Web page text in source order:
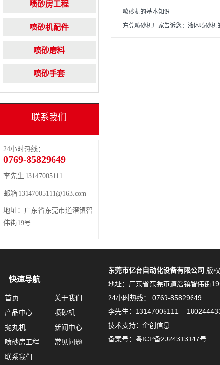
喷砂机的基本知识
东莞喷砂机厂家告诉您：液体喷砂机
喷砂房工程
喷砂机配件
喷砂磨料
喷砂手套
联系我们
24小时热线：
0769-85829649
李先生 13147005111
邮箱 13147005111@163.com
地址：广东省东莞市道滘镇智
伟街19号
快速导航
首页
关于我们
产品中心
喷砂机
抛丸机
新闻中心
喷砂房工程
常见问题
联系我们
东莞市亿台自动化设备有限公司 版
地址：广东省东莞市道滘镇智伟街
24小时热线： 0769-85829649
李先生：13147005111
技术支持：企创信息
备案号： 粤ICP备2024313147号